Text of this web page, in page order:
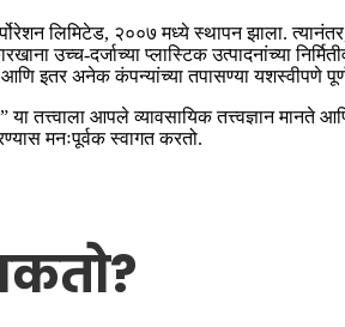
लिमिटेड, २००७ मध्ये स्थापन झाला.
उच्च-दर्जाच्या प्लास्टिक उत्पादनांच्या
इतर अनेक कंपन्यांच्या तपासण्या यशस्वीपणे
या तत्त्वाला आपले व्यावसायिक तत्त्वज्ञान
मनःपूर्वक स्वागत करतो.